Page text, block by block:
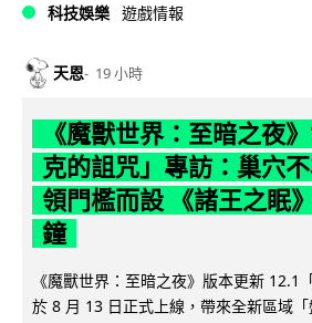
科技娛樂 遊戲情報
天恩 19 小時
《魔獸世界：至暗之夜
克的詛咒」專訪：巢穴
領門檻而設 《諸王之眠
鐘
《魔獸世界：至暗之夜》版本更新 12.1
於 8 月 13 日正式上線，帶來全新區域